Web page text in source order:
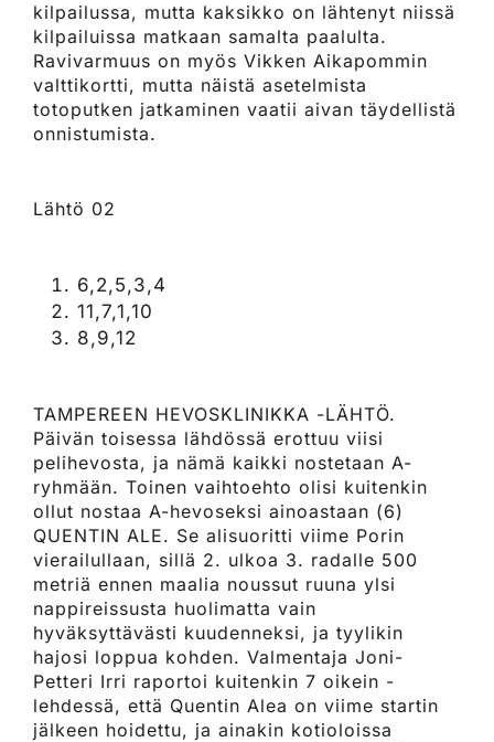
kilpailussa, mutta kaksikko on lähtenyt niissä
kilpailuissa matkaan samalta paalulta.
Ravivarmuus on myös Vikken Aikapommin
valttikortti, mutta näistä asetelmista
totoputken jatkaminen vaatii aivan täydellistä
onnistumista.
Lähtö 02
6,2,5,3,4
11,7,1,10
8,9,12
TAMPEREEN HEVOSKLINIKKA -LÄHTÖ.
Päivän toisessa lähdössä erottuu viisi
pelihevosta, ja nämä kaikki nostetaan A-
ryhmään. Toinen vaihtoehto olisi kuitenkin
ollut nostaa A-hevoseksi ainoastaan (6)
QUENTIN ALE. Se alisuoritti viime Porin
vierailullaan, sillä 2. ulkoa 3. radalle 500
metriä ennen maalia noussut ruuna ylsi
nappireissusta huolimatta vain
hyväksyttävästi kuudenneksi, ja tyylikin
hajosi loppua kohden. Valmentaja Joni-
Petteri Irri raportoi kuitenkin 7 oikein -
lehdessä, että Quentin Alea on viime startin
jälkeen hoidettu, ja ainakin kotioloissa